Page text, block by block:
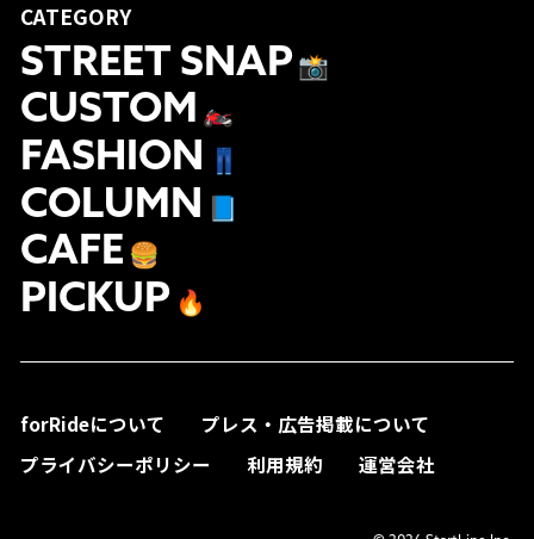
CATEGORY
STREET SNAP 📸
CUSTOM 🏍
FASHION 👖
COLUMN
CAFE 🍔
PICKUP 🔥
forRideについて
プレス・広告掲載について
プライバシーポリシー
利用規約 運営会社